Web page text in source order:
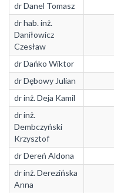
dr Danel Tomasz
dr hab. inż.
Daniłowicz
Czesław
dr Dańko Wiktor
dr Dębowy Julian
dr inż. Deja Kamil
dr inż.
Dembczyński
Krzysztof
dr Dereń Aldona
dr inż. Derezińska
Anna